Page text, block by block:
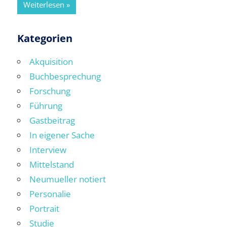
Weiterlesen
Kategorien
Akquisition
Buchbesprechung
Forschung
Führung
Gastbeitrag
In eigener Sache
Interview
Mittelstand
Neumueller notiert
Personalie
Portrait
Studie